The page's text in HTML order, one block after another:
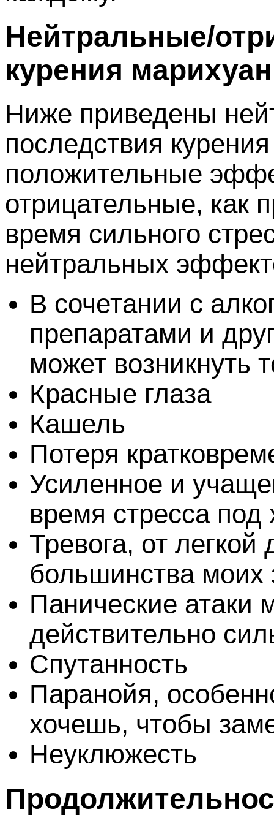
Нейтральные/
курения
Ниже приведены
последствия
положительные
отрицательные, как
время сильного
нейтральных
В сочетании с
препаратами и
может возникнуть
Красные глаза
Кашель
Потеря
Усиленное и
время стресса под
Тревога, от
большинства моих
Панические атаки
действительно
Спутанность
Паранойя,
хочешь, чтобы
Неуклюжесть